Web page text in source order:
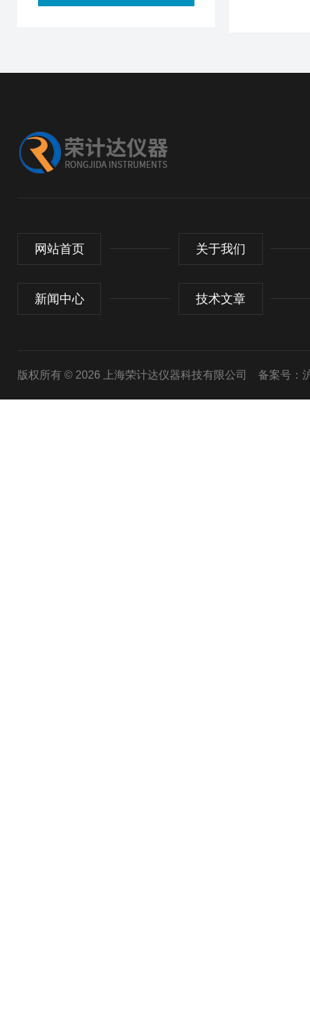
网站首页 关于我们
新闻中心 技术文章
版权所有 © 2026 上海荣计达仪器科技有限公司 备案号：